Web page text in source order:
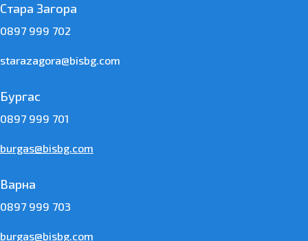
Стара Загора
0897 999 702
starazagora@bisbg.com
Бургас
0897 999 701
burgas@bisbg.com
Варна
0897 999 703
burgas@bisbg.com